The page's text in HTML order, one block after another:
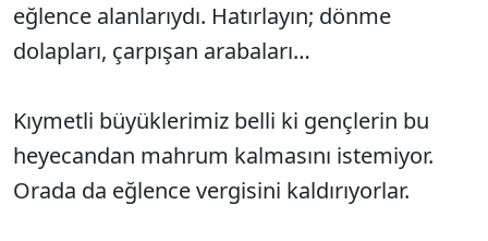
eğlence alanlarıydı. Hatırlayın; dönme
dolapları, çarpışan arabaları…
Kıymetli büyüklerimiz belli ki gençlerin bu
heyecandan mahrum kalmasını istemiyor.
Orada da eğlence vergisini kaldırıyorlar.